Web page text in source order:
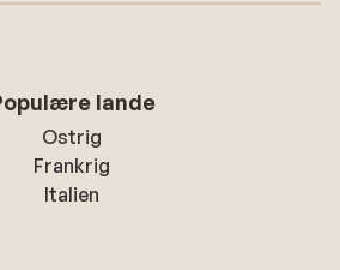
lande
Ostrig
Frankrig
Italien